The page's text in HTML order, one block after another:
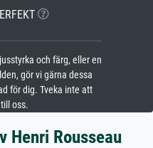
och färg, eller en
gör vi gärna dessa
för dig. Tveka inte att
oss.
Henri Rousseau